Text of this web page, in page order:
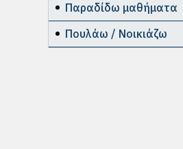
Παραδίδω μαθήματα
Πουλάω / Νοικιάζω